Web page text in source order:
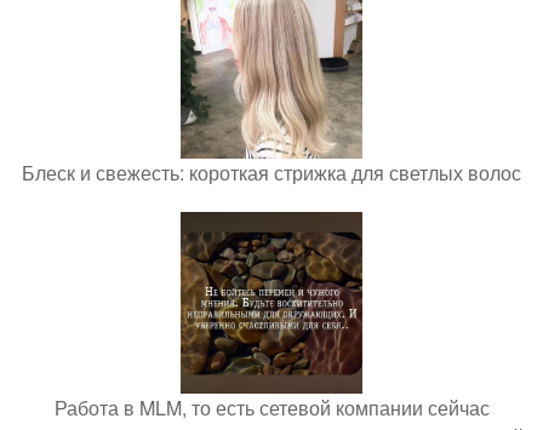
Блеск и свежесть: короткая стрижка для светлых волос
Работа в MLM, то есть сетевой компании сейчас